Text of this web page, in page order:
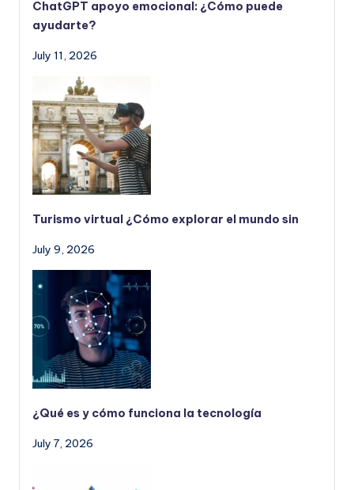
ChatGPT apoyo emocional: ¿Cómo puede
ayudarte?
July 11, 2026
Turismo virtual ¿Cómo explorar el mundo sin
July 9, 2026
¿Qué es y cómo funciona la tecnología
July 7, 2026